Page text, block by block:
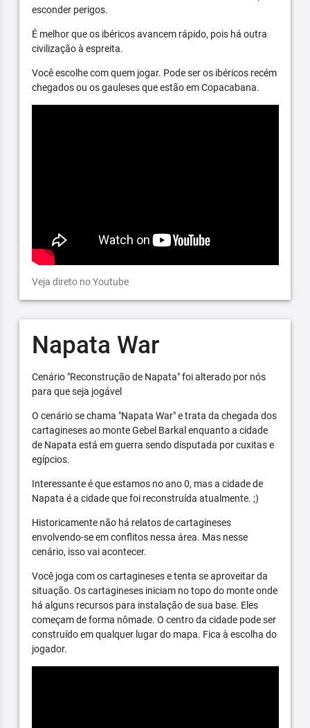
esconder perigos.
É melhor que os ibéricos avancem rápido, pois há outra
civilização à espreita.
Você escolhe com quem jogar. Pode ser os ibéricos recém
chegados ou os gauleses que estão em Copacabana.
Veja direto no Youtube
Napata War
Cenário "Reconstrução de Napata" foi alterado por nós
para que seja jogável
O cenário se chama "Napata War" e trata da chegada dos
cartagineses ao monte Gebel Barkal enquanto a cidade
de Napata está em guerra sendo disputada por cuxitas e
egípcios.
Interessante é que estamos no ano 0, mas a cidade de
Napata é a cidade que foi reconstruída atualmente. ;)
Historicamente não há relatos de cartagineses
envolvendo-se em conflitos nessa área. Mas nesse
cenário, isso vai acontecer.
Você joga com os cartagineses e tenta se aproveitar da
situação. Os cartagineses iniciam no topo do monte onde
há alguns recursos para instalação de sua base. Eles
começam de forma nômade. O centro da cidade pode ser
construído em qualquer lugar do mapa. Fica à escolha do
jogador.